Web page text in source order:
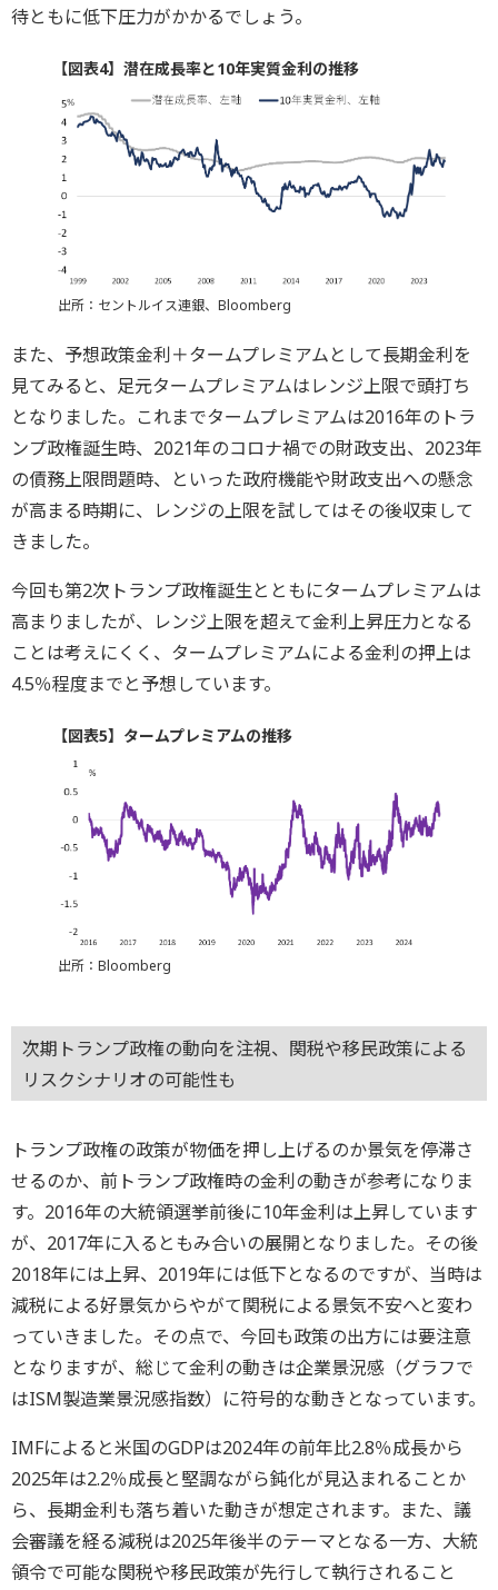
待ともに低下圧力がかかるでしょう。
【図表4】潜在成長率と10年実質金利の推移
出所：セントルイス連銀、Bloomberg
また、予想政策金利＋タームプレミアムとして長期金利を
見てみると、足元タームプレミアムはレンジ上限で頭打ち
となりました。これまでタームプレミアムは2016年のトラ
ンプ政権誕生時、2021年のコロナ禍での財政支出、2023年
の債務上限問題時、といった政府機能や財政支出への懸念
が高まる時期に、レンジの上限を試してはその後収束して
きました。
今回も第2次トランプ政権誕生とともにタームプレミアムは
高まりましたが、レンジ上限を超えて金利上昇圧力となる
ことは考えにくく、タームプレミアムによる金利の押上は
4.5％程度までと予想しています。
【図表5】タームプレミアムの推移
出所：Bloomberg
次期トランプ政権の動向を注視、関税や移民政策による
リスクシナリオの可能性も
トランプ政権の政策が物価を押し上げるのか景気を停滞さ
せるのか、前トランプ政権時の金利の動きが参考になりま
す。2016年の大統領選挙前後に10年金利は上昇しています
が、2017年に入るともみ合いの展開となりました。その後
2018年には上昇、2019年には低下となるのですが、当時は
減税による好景気からやがて関税による景気不安へと変わ
っていきました。その点で、今回も政策の出方には要注意
となりますが、総じて金利の動きは企業景況感（グラフで
はISM製造業景況感指数）に符号的な動きとなっています。
IMFによると米国のGDPは2024年の前年比2.8％成長から
2025年は2.2％成長と堅調ながら鈍化が見込まれることか
ら、長期金利も落ち着いた動きが想定されます。また、議
会審議を経る減税は2025年後半のテーマとなる一方、大統
領令で可能な関税や移民政策が先行して執行されること